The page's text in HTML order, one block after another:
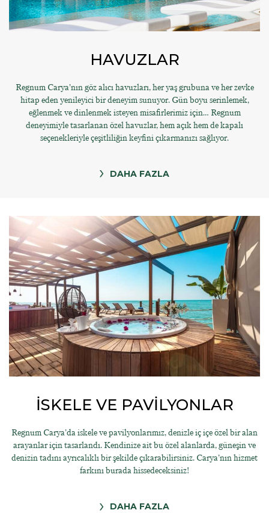
HAVUZLAR
Regnum Carya’nın göz alıcı havuzları, her yaş grubuna ve her zevke
hitap eden yenileyici bir deneyim sunuyor. Gün boyu serinlemek,
eğlenmek ve dinlenmek isteyen misafirlerimiz için… Regnum
deneyimiyle tasarlanan özel havuzlar, hem açık hem de kapalı
seçenekleriyle çeşitliliğin keyfini çıkarmanızı sağlıyor.
DAHA FAZLA
İSKELE VE PAVİLYONLAR
Regnum Carya’da iskele ve pavilyonlarımız, denizle iç içe özel bir alan
arayanlar için tasarlandı. Kendinize ait bu özel alanlarda, güneşin ve
denizin tadını ayrıcalıklı bir şekilde çıkarabilirsiniz. Carya’nın hizmet
farkını burada hissedeceksiniz!
DAHA FAZLA